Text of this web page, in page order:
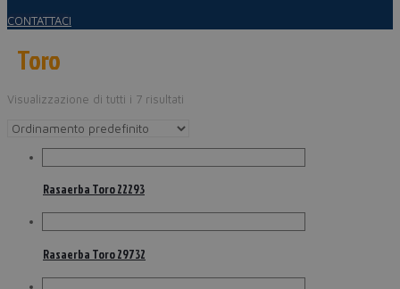
CONTATTACI
Toro
Visualizzazione di tutti i 7 risultati
Rasaerba Toro 22293
Rasaerba Toro 29732